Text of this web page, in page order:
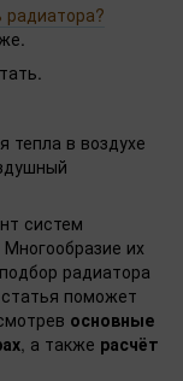
тепла в воздухе
систем
их
радиатора
поможет
основные
, а также расчёт